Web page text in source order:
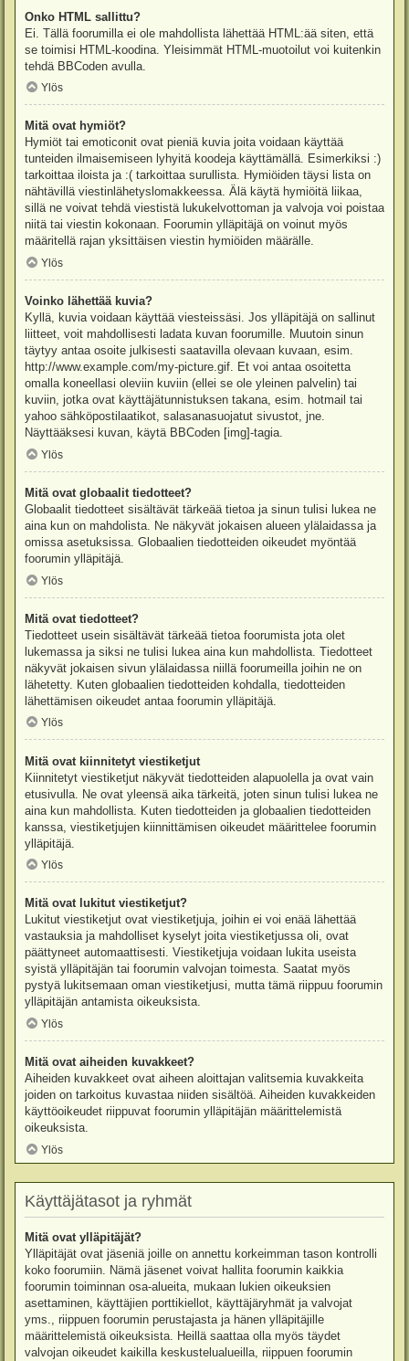
Onko HTML sallittu?
Ei. Tällä foorumilla ei ole mahdollista lähettää HTML:ää siten, että
se toimisi HTML-koodina. Yleisimmät HTML-muotoilut voi kuitenkin
tehdä BBCoden avulla.
Ylös
Mitä ovat hymiöt?
Hymiöt tai emoticonit ovat pieniä kuvia joita voidaan käyttää
tunteiden ilmaisemiseen lyhyitä koodeja käyttämällä. Esimerkiksi :)
tarkoittaa iloista ja :( tarkoittaa surullista. Hymiöiden täysi lista on
nähtävillä viestinlähetyslomakkeessa. Älä käytä hymiöitä liikaa,
sillä ne voivat tehdä viestistä lukukelvottoman ja valvoja voi poistaa
niitä tai viestin kokonaan. Foorumin ylläpitäjä on voinut myös
määritellä rajan yksittäisen viestin hymiöiden määrälle.
Ylös
Voinko lähettää kuvia?
Kyllä, kuvia voidaan käyttää viesteissäsi. Jos ylläpitäjä on sallinut
liitteet, voit mahdollisesti ladata kuvan foorumille. Muutoin sinun
täytyy antaa osoite julkisesti saatavilla olevaan kuvaan, esim.
http://www.example.com/my-picture.gif. Et voi antaa osoitetta
omalla koneellasi oleviin kuviin (ellei se ole yleinen palvelin) tai
kuviin, jotka ovat käyttäjätunnistuksen takana, esim. hotmail tai
yahoo sähköpostilaatikot, salasanasuojatut sivustot, jne.
Näyttääksesi kuvan, käytä BBCoden [img]-tagia.
Ylös
Mitä ovat globaalit tiedotteet?
Globaalit tiedotteet sisältävät tärkeää tietoa ja sinun tulisi lukea ne
aina kun on mahdolista. Ne näkyvät jokaisen alueen ylälaidassa ja
omissa asetuksissa. Globaalien tiedotteiden oikeudet myöntää
foorumin ylläpitäjä.
Ylös
Mitä ovat tiedotteet?
Tiedotteet usein sisältävät tärkeää tietoa foorumista jota olet
lukemassa ja siksi ne tulisi lukea aina kun mahdollista. Tiedotteet
näkyvät jokaisen sivun ylälaidassa niillä foorumeilla joihin ne on
lähetetty. Kuten globaalien tiedotteiden kohdalla, tiedotteiden
lähettämisen oikeudet antaa foorumin ylläpitäjä.
Ylös
Mitä ovat kiinnitetyt viestiketjut
Kiinnitetyt viestiketjut näkyvät tiedotteiden alapuolella ja ovat vain
etusivulla. Ne ovat yleensä aika tärkeitä, joten sinun tulisi lukea ne
aina kun mahdollista. Kuten tiedotteiden ja globaalien tiedotteiden
kanssa, viestiketjujen kiinnittämisen oikeudet määrittelee foorumin
ylläpitäjä.
Ylös
Mitä ovat lukitut viestiketjut?
Lukitut viestiketjut ovat viestiketjuja, joihin ei voi enää lähettää
vastauksia ja mahdolliset kyselyt joita viestiketjussa oli, ovat
päättyneet automaattisesti. Viestiketjuja voidaan lukita useista
syistä ylläpitäjän tai foorumin valvojan toimesta. Saatat myös
pystyä lukitsemaan oman viestiketjusi, mutta tämä riippuu foorumin
ylläpitäjän antamista oikeuksista.
Ylös
Mitä ovat aiheiden kuvakkeet?
Aiheiden kuvakkeet ovat aiheen aloittajan valitsemia kuvakkeita
joiden on tarkoitus kuvastaa niiden sisältöä. Aiheiden kuvakkeiden
käyttöoikeudet riippuvat foorumin ylläpitäjän määrittelemistä
oikeuksista.
Ylös
Käyttäjätasot ja ryhmät
Mitä ovat ylläpitäjät?
Ylläpitäjät ovat jäseniä joille on annettu korkeimman tason kontrolli
koko foorumiin. Nämä jäsenet voivat hallita foorumin kaikkia
foorumin toiminnan osa-alueita, mukaan lukien oikeuksien
asettaminen, käyttäjien porttikiellot, käyttäjäryhmät ja valvojat
yms., riippuen foorumin perustajasta ja hänen ylläpitäjille
määrittelemistä oikeuksista. Heillä saattaa olla myös täydet
valvojan oikeudet kaikilla keskustelualueilla, riippuen foorumin